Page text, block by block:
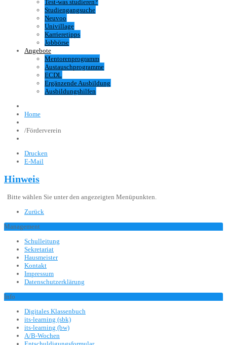
Test-was studieren?
Studiengangsuche
Neuvoo
Univillage
Karrieretipps
Jobbörse
Angebote
Mentorenprogramm
Austauschprogramme
ECDL
Ergänzende Ausbildung
Ausbildungshilfen
Home
/Förderverein
Drucken
E-Mail
Hinweis
Bitte wählen Sie unter den angezeigten Menüpunkten.
Zurück
Management
Schulleitung
Sekretariat
Hausmeister
Kontakt
Impressum
Datenschutzerklärung
Info
Digitales Klassenbuch
its-learning (sbk)
its-learning (bw)
A/B-Wochen